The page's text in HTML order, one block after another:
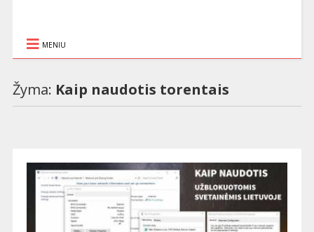
MENIU
Žyma: Kaip naudotis torentais